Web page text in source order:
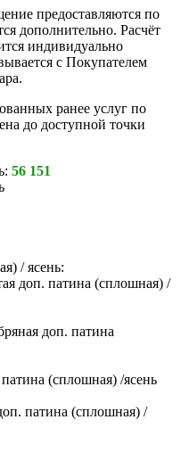
предоставляются по
дополнительно. Расчёт
индивидуально
с Покупателем
ранее услуг по
до доступной точки
56 151
/ ясень:
доп. патина (сплошная) /
доп. патина
(сплошная) /ясень
патина (сплошная) /